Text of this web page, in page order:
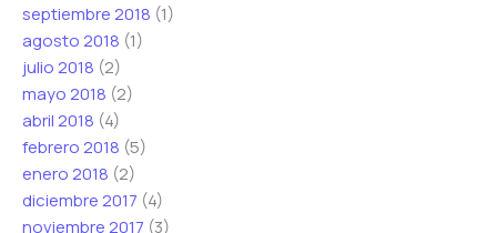
septiembre 2018 (1)
agosto 2018 (1)
julio 2018 (2)
mayo 2018 (2)
abril 2018 (4)
febrero 2018 (5)
enero 2018 (2)
diciembre 2017 (4)
noviembre 2017 (3)